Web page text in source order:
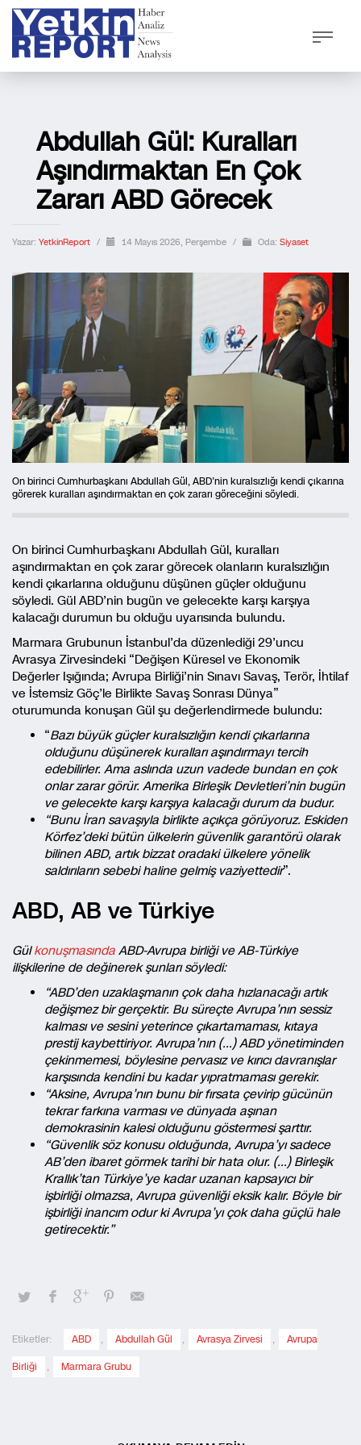
Abdullah Gül: Kuralları
Aşındırmaktan En Çok
Zararı ABD Görecek
Yazar: YetkinReport / 14 Mayıs 2026, Perşembe / Oda: Siyaset
On birinci Cumhurbaşkanı Abdullah Gül, ABD’nin kuralsızlığı kendi çıkarına
görerek kuralları aşındırmaktan en çok zararı göreceğini söyledi.
On birinci Cumhurbaşkanı Abdullah Gül, kuralları
aşındırmaktan en çok zarar görecek olanların kuralsızlığın
kendi çıkarlarına olduğunu düşünen güçler olduğunu
söyledi. Gül ABD’nin bugün ve gelecekte karşı karşıya
kalacağı durumun bu olduğu uyarısında bulundu.
Marmara Grubunun İstanbul’da düzenlediği 29’uncu
Avrasya Zirvesindeki “Değişen Küresel ve Ekonomik
Değerler Işığında; Avrupa Birliği’nin Sınavı Savaş, Terör, İhtilaf
ve İstemsiz Göç’le Birlikte Savaş Sonrası Dünya”
oturumunda konuşan Gül şu değerlendirmede bulundu:
“Bazı büyük güçler kuralsızlığın kendi çıkarlarına
olduğunu düşünerek kuralları aşındırmayı tercih
edebilirler. Ama aslında uzun vadede bundan en çok
onlar zarar görür. Amerika Birleşik Devletleri’nin bugün
ve gelecekte karşı karşıya kalacağı durum da budur.
“Bunu İran savaşıyla birlikte açıkça görüyoruz. Eskiden
Körfez’deki bütün ülkelerin güvenlik garantörü olarak
bilinen ABD, artık bizzat oradaki ülkelere yönelik
saldırıların sebebi haline gelmiş vaziyettedir”.
ABD, AB ve Türkiye
Gülkonuşmasında ABD-Avrupa birliği ve AB-Türkiye
ilişkilerine de değinerek şunları söyledi:
“ABD’den uzaklaşmanın çok daha hızlanacağı artık
değişmez bir gerçektir. Bu süreçte Avrupa’nın sessiz
kalması ve sesini yeterince çıkartamaması, kıtaya
prestij kaybettiriyor. Avrupa’nın (…) ABD yönetiminden
çekinmemesi, böylesine pervasız ve kırıcı davranışlar
karşısında kendini bu kadar yıpratmaması gerekir.
“Aksine, Avrupa’nın bunu bir fırsata çevirip gücünün
tekrar farkına varması ve dünyada aşınan
demokrasinin kalesi olduğunu göstermesi şarttır.
“Güvenlik söz konusu olduğunda, Avrupa’yı sadece
AB’den ibaret görmek tarihi bir hata olur. (…) Birleşik
Krallık’tan Türkiye’ye kadar uzanan kapsayıcı bir
işbirliği olmazsa, Avrupa güvenliği eksik kalır. Böyle bir
işbirliği inancım odur ki Avrupa’yı çok daha güçlü hale
getirecektir.”
Etiketler: ABD , Abdullah Gül , Avrasya Zirvesi , Avrupa
Birliği , Marmara Grubu